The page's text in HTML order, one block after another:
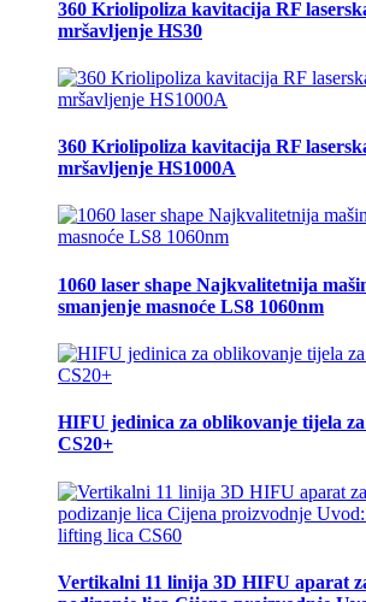
360 Kriolipoliza kavitacija RF
mršavljenje HS30
360 Kriolipoliza kavitacija RF
mršavljenje HS1000A
1060 laser shape Najkvalitetnija
smanjenje masnoće LS8 1060nm
HIFU jedinica za oblikovanje tijela
CS20+
Vertikalni 11 linija 3D HIFU aparat